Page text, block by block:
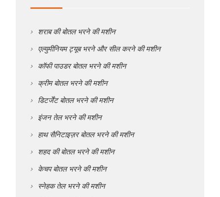
शराब की बोतल भरने की मशीन
एल्युमीनियम ट्यूब भरने और सील करने की मशीन
कॉफी पाउडर बोतल भरने की मशीन
क्रीम बोतल भरने की मशीन
डिटर्जेंट बोतल भरने की मशीन
इंजन तेल भरने की मशीन
हाथ सैनिटाइज़र बोतल भरने की मशीन
शहद की बोतल भरने की मशीन
केचप बोतल भरने की मशीन
स्नेहक तेल भरने की मशीन